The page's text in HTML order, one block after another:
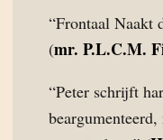
“Frontaal Naakt
(mr. P.L.C.M.
“Peter schrijft